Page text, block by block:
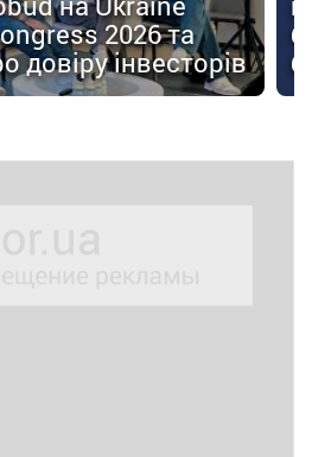
2026 та
довіру інвесторів